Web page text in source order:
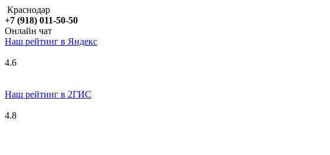
Краснодар
+7 (918) 011-50-50
Онлайн чат
Наш рейтинг в Яндекс
4.6
Наш рейтинг в 2ГИС
4.8